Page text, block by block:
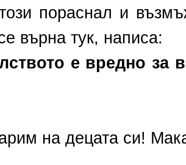
пораснал и
върна тук, написа:
е вредно за
на децата си!